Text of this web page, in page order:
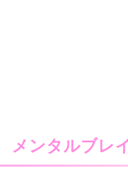
メンタルブレ